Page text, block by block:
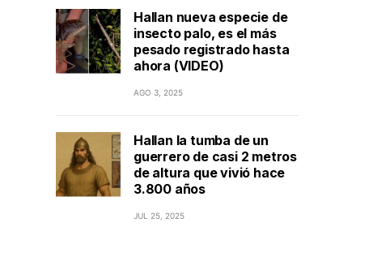
Hallan nueva especie de
insecto palo, es el más
pesado registrado hasta
ahora (VIDEO)
AGO 3, 2025
Hallan la tumba de un
guerrero de casi 2 metros
de altura que vivió hace
3.800 años
JUL 25, 2025